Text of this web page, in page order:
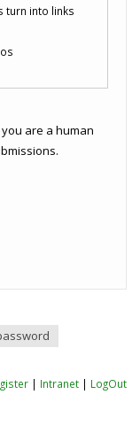
turn into links
are a human
| Intranet | LogOut